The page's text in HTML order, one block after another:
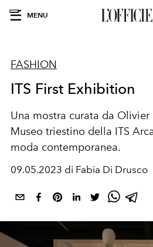
MENU
FASHION
ITS First Exhibition
Una mostra curata da Olivier
Museo triestino della ITS
moda contemporanea.
09.05.2023 di Fabia Di Drusco